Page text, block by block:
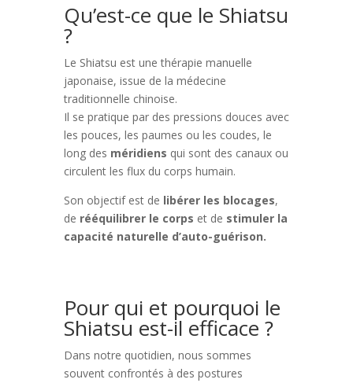
Qu’est-ce que le Shiatsu
?
Le Shiatsu est une thérapie manuelle
japonaise, issue de la médecine
traditionnelle chinoise.
Il se pratique par des pressions douces avec
les pouces, les paumes ou les coudes, le
long des méridiens qui sont des canaux ou
circulent les flux du corps humain.
Son objectif est de libérer les blocages,
de rééquilibrer le corps et de stimuler la
capacité naturelle d’auto-guérison.
Pour qui et pourquoi le
Shiatsu est-il efficace ?
Dans notre quotidien, nous sommes
souvent confrontés à des postures